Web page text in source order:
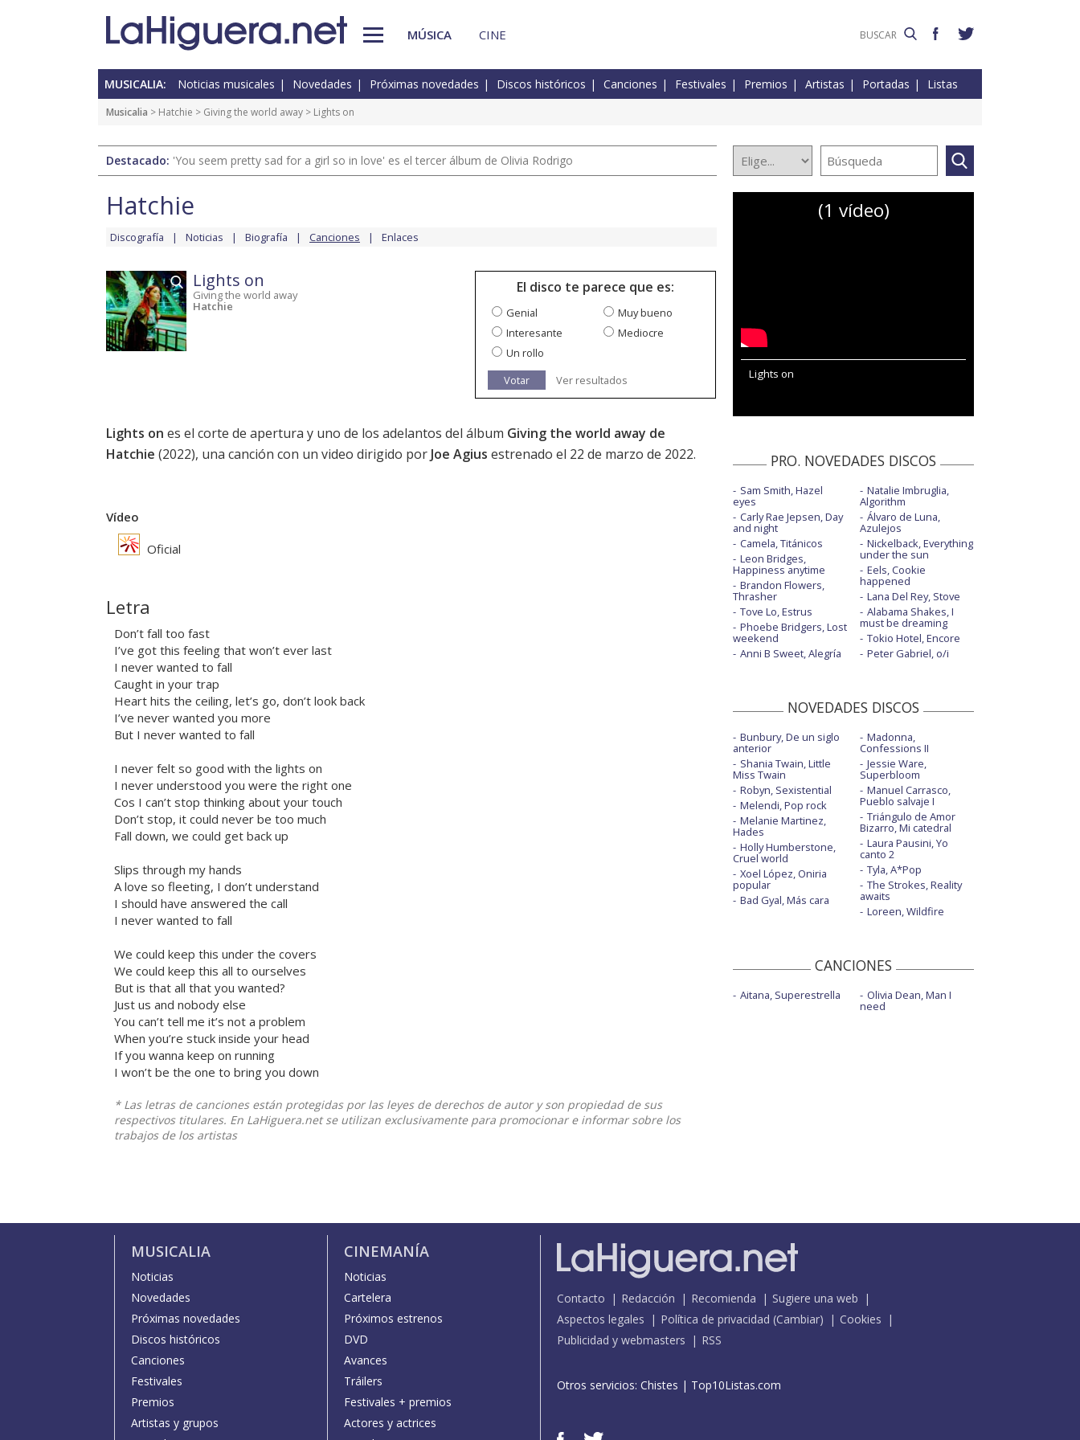
MÚSICA CINE
MUSICALIA: Noticias musicales Novedades Próximas novedades Discos históricos Canciones Festivales Premios Artistas Portadas Listas
Musicalia > Hatchie > Giving the world away > Lights on
Destacado: 'You seem pretty sad for a girl so in love' es el tercer álbum de Olivia Rodrigo
Hatchie
Discografía Noticias Biografía Canciones Enlaces
Lights on
Giving the world away
Hatchie
El disco te parece que es:
Genial
Muy bueno
Interesante
Mediocre
Un rollo
Votar
Ver resultados
Lights on es el corte de apertura y uno de los adelantos del álbum Giving the world away de
Hatchie (2022), una canción con un video dirigido por Joe Agius estrenado el 22 de marzo de 2022.
Vídeo
Oficial
Letra
Don’t fall too fast
I’ve got this feeling that won’t ever last
I never wanted to fall
Caught in your trap
Heart hits the ceiling, let’s go, don’t look back
I’ve never wanted you more
But I never wanted to fall
I never felt so good with the lights on
I never understood you were the right one
Cos I can’t stop thinking about your touch
Don’t stop, it could never be too much
Fall down, we could get back up
Slips through my hands
A love so fleeting, I don’t understand
I should have answered the call
I never wanted to fall
We could keep this under the covers
We could keep this all to ourselves
But is that all that you wanted?
Just us and nobody else
You can’t tell me it’s not a problem
When you’re stuck inside your head
If you wanna keep on running
I won’t be the one to bring you down
* Las letras de canciones están protegidas por las leyes de derechos de autor y son propiedad de sus
respectivos titulares. En LaHiguera.net se utilizan exclusivamente para promocionar e informar sobre los
trabajos de los artistas
(1 vídeo)
Lights on
PRO. NOVEDADES DISCOS
Sam Smith, Hazel
eyes
Carly Rae Jepsen, Day
and night
Camela, Titánicos
Leon Bridges,
Happiness anytime
Brandon Flowers,
Thrasher
Tove Lo, Estrus
Phoebe Bridgers, Lost
weekend
Anni B Sweet, Alegría
Natalie Imbruglia,
Algorithm
Álvaro de Luna,
Azulejos
Nickelback, Everything
under the sun
Eels, Cookie
happened
Lana Del Rey, Stove
Alabama Shakes, I
must be dreaming
Tokio Hotel, Encore
Peter Gabriel, o/i
NOVEDADES DISCOS
Bunbury, De un siglo
anterior
Shania Twain, Little
Miss Twain
Robyn, Sexistential
Melendi, Pop rock
Melanie Martinez,
Hades
Holly Humberstone,
Cruel world
Xoel López, Oniria
popular
Bad Gyal, Más cara
Madonna,
Confessions II
Jessie Ware,
Superbloom
Manuel Carrasco,
Pueblo salvaje I
Triángulo de Amor
Bizarro, Mi catedral
Laura Pausini, Yo
canto 2
Tyla, A*Pop
The Strokes, Reality
awaits
Loreen, Wildfire
CANCIONES
Aitana, Superestrella Olivia Dean, Man I
need
MUSICALIA
Noticias
Novedades
Próximas novedades
Discos históricos
Canciones
Festivales
Premios
Artistas y grupos
CINEMANÍA
Noticias
Cartelera
Próximos estrenos
DVD
Avances
Tráilers
Festivales + premios
Actores y actrices
Contacto Redacción Recomienda
Sugiere una web
Aspectos legales
Política de privacidad (Cambiar)
Cookies
Publicidad y webmasters
RSS
Otros servicios: Chistes | Top10Listas.com